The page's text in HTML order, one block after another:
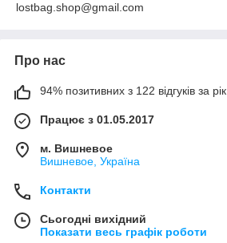
lostbag.shop@gmail.com
Про нас
94% позитивних з 122 відгуків за рік
Працює з 01.05.2017
м. Вишневое
Вишневое, Україна
Контакти
Сьогодні вихідний
Показати весь графік роботи